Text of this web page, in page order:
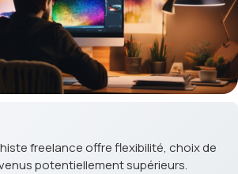
freelance offre flexibilité, choix de
potentiellement supérieurs.